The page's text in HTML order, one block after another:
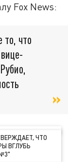
Fox News:
что
ЧТО
ВГЛУБЬ